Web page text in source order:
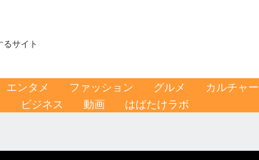
サイト
エンタメ ファッション グルメ カルチャー
ビジネス 動画 はばたけラボ